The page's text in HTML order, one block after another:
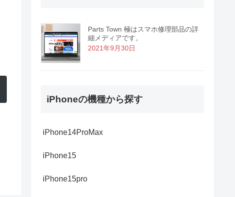
Parts Town 極はスマホ修理部品の詳
細メディアです。
2021年9月30日
iPhoneの機種から探す
iPhone14ProMax
iPhone15
iPhone15pro